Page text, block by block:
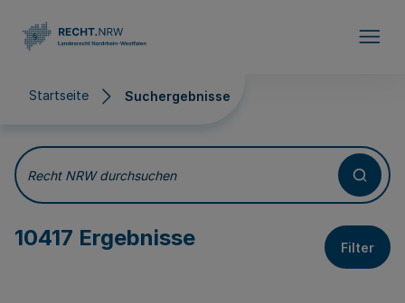
Startseite Suchergebnisse
Suchergebnisse
Recht NRW durchsuchen
10417 Ergebnisse Filter